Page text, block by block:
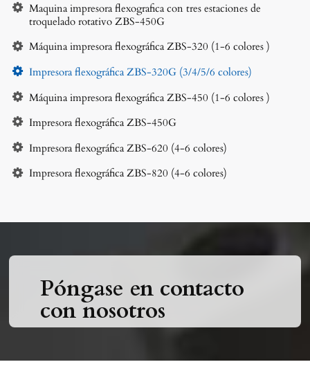
Maquina impresora flexografica con tres estaciones de
troquelado rotativo ZBS-450G
Máquina impresora flexográfica ZBS-320 (1-6 colores )
Impresora flexográfica ZBS-320G (3/4/5/6 colores)
Máquina impresora flexográfica ZBS-450 (1-6 colores )
Impresora flexográfica ZBS-450G
Impresora flexográfica ZBS-620 (4-6 colores)
Impresora flexográfica ZBS-820 (4-6 colores)
Póngase en contacto
con nosotros